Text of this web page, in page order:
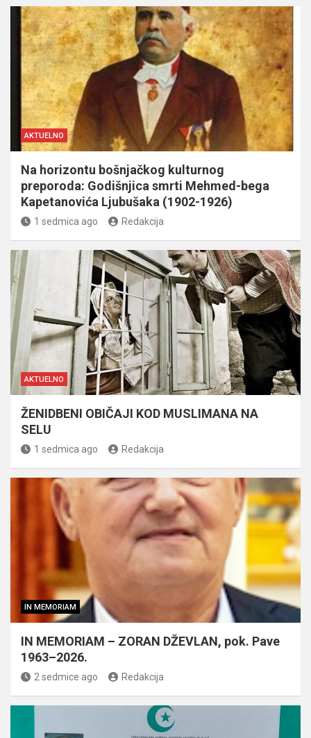
AKTUELNO
Na horizontu bošnjačkog kulturnog
preporoda: Godišnjica smrti Mehmed-bega
Kapetanovića Ljubušaka (1902-1926)
1 sedmica ago Redakcija
AKTUELNO
ŽENIDBENI OBIČAJI KOD MUSLIMANA NA
SELU
1 sedmica ago Redakcija
IN MEMORIAM
IN MEMORIAM – ZORAN DŽEVLAN, pok. Pave
1963–2026.
2 sedmice ago Redakcija